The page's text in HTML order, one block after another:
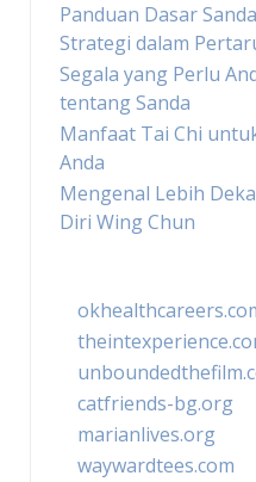
Panduan Dasar
Strategi dalam
Segala yang Perlu
tentang Sanda
Manfaat Tai Chi
Anda
Mengenal Lebih
Diri Wing Chun
catfriends-bg.org
marianlives.org
waywardtees.com